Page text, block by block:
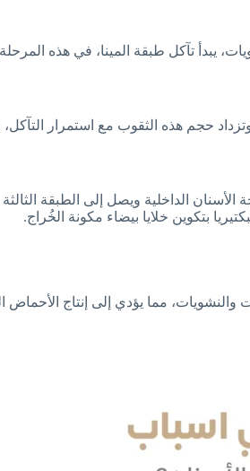
يبدأ تآكل طبقة المينا، في هذه
حجم هذه الثقوب مع استمرار
الداخلية ويصل إلى الطبقة
بتكوين خلايا بيضاء مكونة الخُراج.
والنشويات، مما يؤدي إلى إنتاج